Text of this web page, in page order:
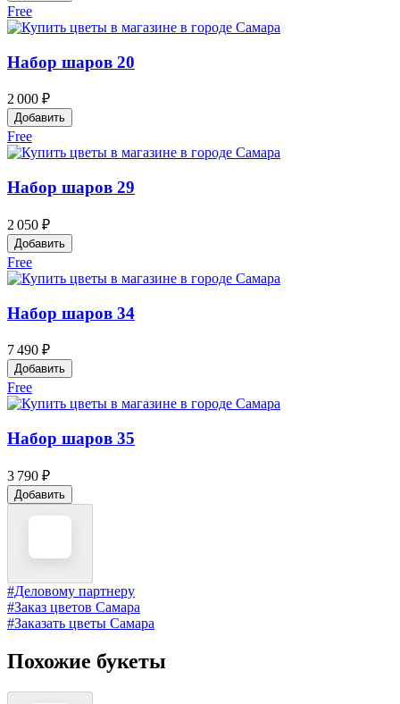
Free
Набор шаров 20
2 000 ₽
Добавить
Free
Набор шаров 29
2 050 ₽
Добавить
Free
Набор шаров 34
7 490 ₽
Добавить
Free
Набор шаров 35
3 790 ₽
Добавить
#Деловому партнеру
#Заказ цветов Самара
#Заказать цветы Самара
Похожие букеты